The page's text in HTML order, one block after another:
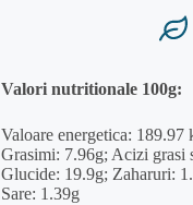
Valori nutritionale 100g:
Valoare energetica: 189.97
Grasimi: 7.96g; Acizi grasi
Glucide: 19.9g; Zaharuri:
Sare: 1.39g